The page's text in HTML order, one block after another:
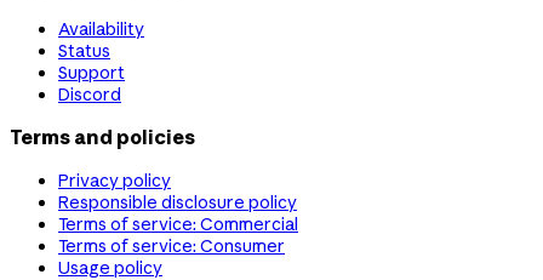
Availability
Status
Support
Discord
Terms and policies
Privacy policy
Responsible disclosure policy
Terms of service: Commercial
Terms of service: Consumer
Usage policy